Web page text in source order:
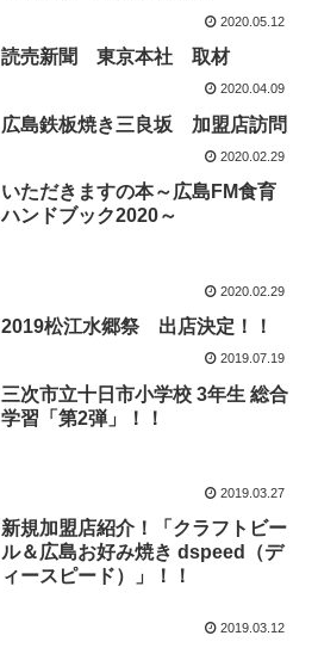
2020.05.12
読売新聞 東京本社 取材
2020.04.09
広島鉄板焼き三良坂 加盟店訪問
2020.02.29
いただきますの本～広島FM食育
ハンドブック2020～
2020.02.29
2019松江水郷祭 出店決定！！
2019.07.19
三次市立十日市小学校 3年生 総合
学習「第2弾」！！
2019.03.27
新規加盟店紹介！「クラフトビー
ル＆広島お好み焼き dspeed（デ
ィースピード）」！！
2019.03.12